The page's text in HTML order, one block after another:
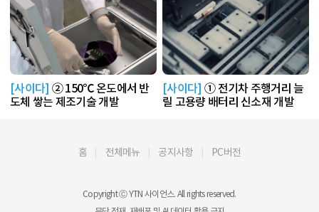
[사이다] ② 150℃ 온도에서 반
도체 쌓는 제조기술 개발
[사이다] ① 전기차 주행거리 늘
릴 고용량 배터리 신소재 개발
홈 전체메뉴 공지사항 PC버전
Copyright Ⓒ YTN 사이언스. All rights reserved.